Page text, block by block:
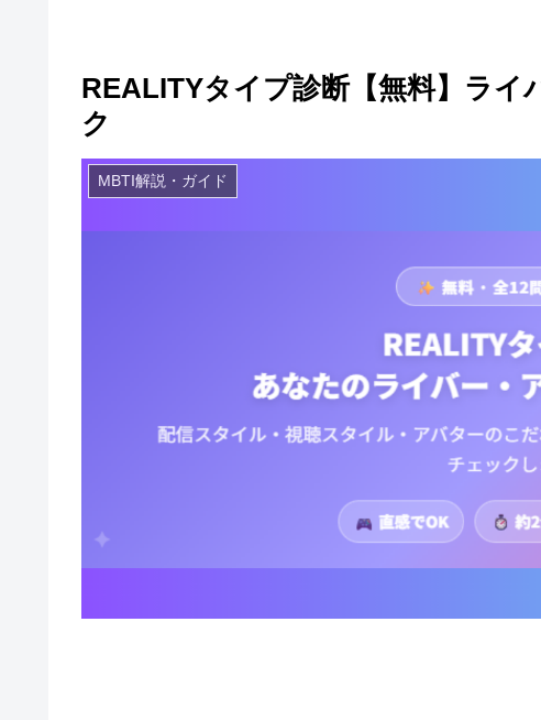
REALITYタイプ診断【無料】ライ
ク
MBTI解説・ガイド